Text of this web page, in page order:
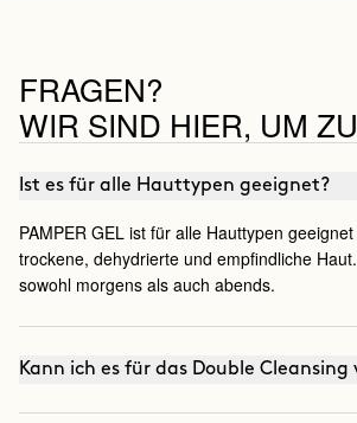
FRAGEN?
WIR SIND HIER, UM
Ist es für alle Hauttypen geeignet?
PAMPER GEL ist für alle Hauttypen
trockene, dehydrierte und empfindliche
sowohl morgens als auch abends.
Kann ich es für das Double Cleansing